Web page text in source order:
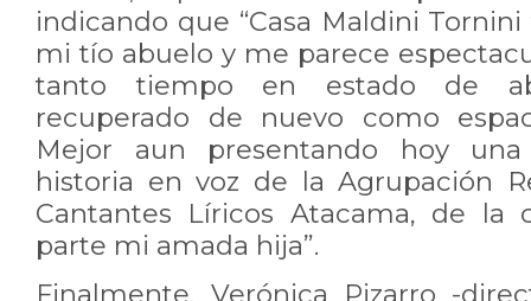
indicando que “Casa Maldini
mi tío abuelo y me parece
tanto tiempo en estado de
recuperado de nuevo como
Mejor aun presentando hoy
historia en voz de la Agrupación
Cantantes Líricos Atacama, de la
parte mi amada hija”.
Finalmente, Verónica Pizarro -